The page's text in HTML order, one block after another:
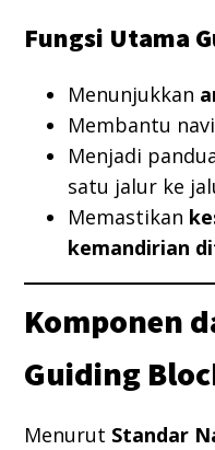
Fungsi Utama
Menunjukkan
Membantu
Menjadi
satu jalur ke
Memastikan
kemandirian
Komponen
Guiding
Menurut Standar